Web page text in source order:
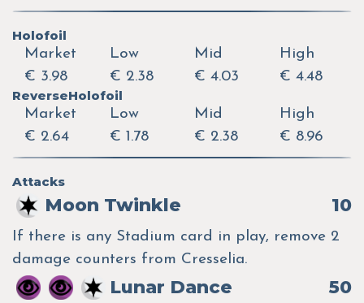
Holofoil
Market
€ 3.98
Low
€ 2.38
Mid
€ 4.03
High
€ 4.48
ReverseHolofoil
Market
€ 2.64
Low
€ 1.78
Mid
€ 2.38
High
€ 8.96
Attacks
Moon Twinkle 10
If there is any Stadium card in play, remove 2
damage counters from Cresselia.
Lunar Dance 50